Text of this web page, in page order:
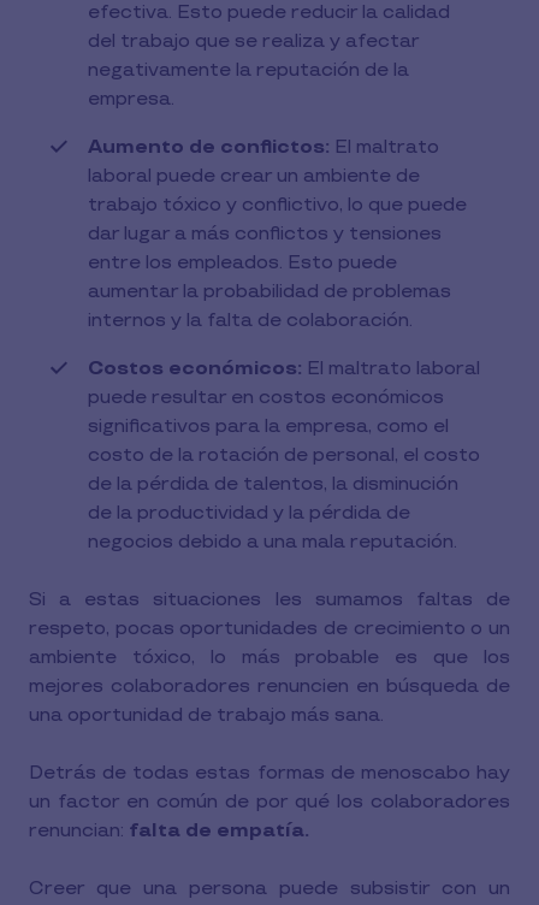
efectiva. Esto puede reducir la calidad
del trabajo que se realiza y afectar
negativamente la reputación de la
empresa.
Aumento de conflictos: El maltrato
laboral puede crear un ambiente de
trabajo tóxico y conflictivo, lo que puede
dar lugar a más conflictos y tensiones
entre los empleados. Esto puede
aumentar la probabilidad de problemas
internos y la falta de colaboración.
Costos económicos: El maltrato laboral
puede resultar en costos económicos
significativos para la empresa, como el
costo de la rotación de personal, el costo
de la pérdida de talentos, la disminución
de la productividad y la pérdida de
negocios debido a una mala reputación.
Si a estas situaciones les sumamos faltas de
respeto, pocas oportunidades de crecimiento o un
ambiente tóxico, lo más probable es que los
mejores colaboradores renuncien en búsqueda de
una oportunidad de trabajo más sana.
Detrás de todas estas formas de menoscabo hay
un factor en común de por qué los colaboradores
renuncian: falta de empatía.
Creer que una persona puede subsistir con un